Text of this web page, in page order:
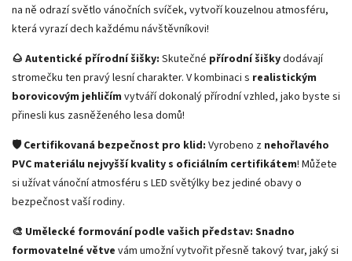
na ně odrazí světlo vánočních svíček, vytvoří kouzelnou atmosféru,
která vyrazí dech každému návštěvníkovi!
🌰 Autentické přírodní šišky: Skutečné přírodní šiškydodávají
stromečku ten pravý lesní charakter. V kombinaci s realistickým
borovicovým jehličím vytváří dokonalý přírodní vzhled, jako byste si
přinesli kus zasněženého lesa domů!
🛡️ Certifikovaná bezpečnost pro klid: Vyrobeno z nehořlavého
PVC materiálu nejvyšší kvality s oficiálním certifikátem! Můžete
si užívat vánoční atmosféru s LED světýlky bez jediné obavy o
bezpečnost vaší rodiny.
🎨 Umělecké formování podle vašich představ: Snadno
formovatelné větve vám umožní vytvořit přesně takový tvar, jaký si